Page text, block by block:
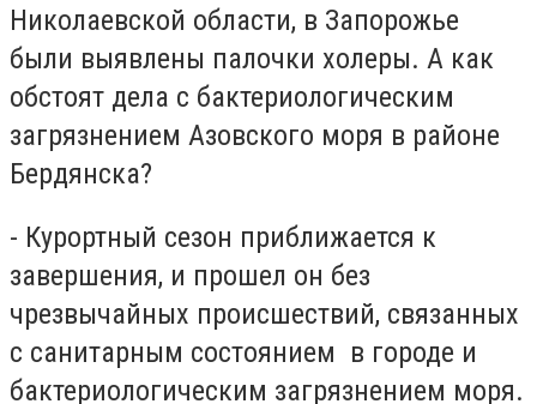
Николаевской области, в Запорожье
были выявлены палочки холеры. А как
обстоят дела с бактериологическим
загрязнением Азовского моря в районе
Бердянска?
- Курортный сезон приближается к
завершения, и прошел он без
чрезвычайных происшествий, связанных
с санитарным состоянием в городе и
бактериологическим загрязнением моря.